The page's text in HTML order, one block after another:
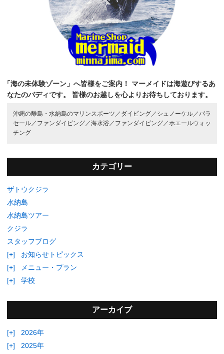
「海の未体験ゾーン」へ皆様をご案内！
マーメイドは海遊びするあ
なたのバディです。
皆様のお越しを心よりお待ちしております。
沖縄の離島・水納島のマリンスポーツ／ ダイビング／ シュノーケル／パラ
セール／ ファンダイビング／海水浴／ ファンダイビング／ホエールウォッ
チング
カテゴリー
ザトウクジラ
水納島
水納島ツアー
クジラ
スタッフブログ
[+]
お知らせトピックス
[+]
メニュー・プラン
[+]
学校
アーカイブ
[+]
2026年
[+]
2025年